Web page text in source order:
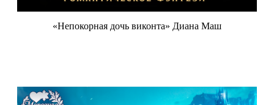
«Непокорная дочь виконта» Диана Маш